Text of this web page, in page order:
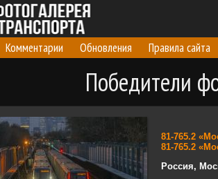
Комментарии Обновления Правила сайта
Победители
81-765.2
81-765.2
Россия,